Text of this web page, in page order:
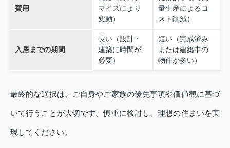
費用
マイズにより
変動）
量生産によるコ
スト削減）
入居までの期間
長い（設計・
建築に時間が
必要）
短い（完成済み
または建築中の
物件が多い）
最終的な選択は、ご自身やご家族の優先事項や価値観に基づ
いて行うことが大切です。慎重に検討し、理想の住まいを実
現してください。